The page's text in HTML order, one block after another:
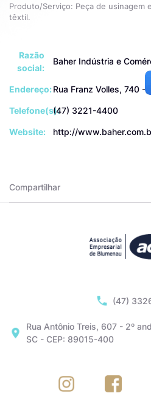
Produto/Serviço: Peça de usinagem
têxtil.
Razão
social:
Baher Indústria e
Endereço:Rua Franz Volles, 740 -
Telefone(s):(47) 3221-4400
Website: http://
Compartilhar
(47)
Rua Antônio Treis, 607 - 2º
SC - CEP: 89015-400